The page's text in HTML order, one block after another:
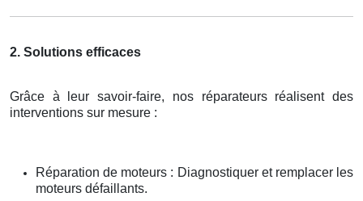
2. Solutions efficaces
Grâce à leur savoir-faire, nos réparateurs réalisent des
interventions sur mesure :
Réparation de moteurs : Diagnostiquer et remplacer les
moteurs défaillants.